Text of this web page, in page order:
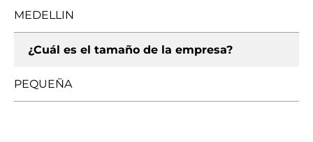
MEDELLIN
¿Cuál es el tamaño de la empresa?
PEQUEÑA